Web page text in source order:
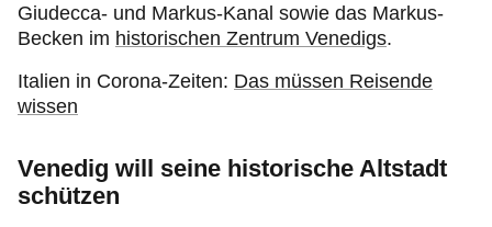
Giudecca- und Markus-Kanal sowie das Markus-
Becken im historischen Zentrum Venedigs.
Italien in Corona-Zeiten: Das müssen Reisende
wissen
Venedig will seine historische Altstadt
schützen